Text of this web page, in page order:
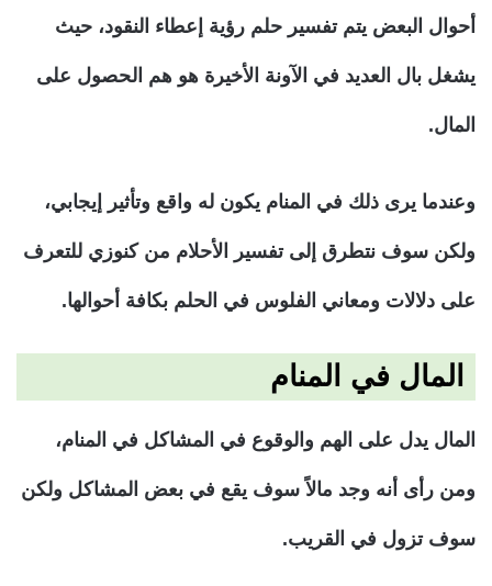
أحوال البعض يتم تفسير حلم رؤية إعطاء النقود، حيث
يشغل بال العديد في الآونة الأخيرة هو هم الحصول على
المال.
وعندما يرى ذلك في المنام يكون له واقع وتأثير إيجابي،
ولكن سوف نتطرق إلى تفسير الأحلام من كنوزي للتعرف
على دلالات ومعاني الفلوس في الحلم بكافة أحوالها.
المال في المنام
المال يدل على الهم والوقوع في المشاكل في المنام،
ومن رأى أنه وجد مالاً سوف يقع في بعض المشاكل ولكن
سوف تزول في القريب.